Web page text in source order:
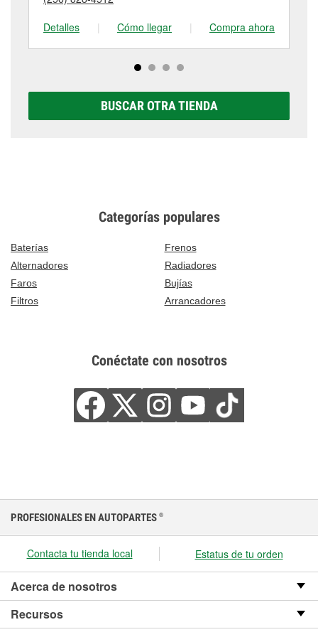
en 1222 Huntsville Highway, Fayetteville, TN.
tienda #955 para obtener más información.
Detalles
| Cómo llegar | Compra ahora
BUSCAR OTRA TIENDA
Categorías populares
Baterías
Frenos
Alternadores
Radiadores
Faros
Bujías
Filtros
Arrancadores
Conéctate con nosotros
PROFESIONALES EN AUTOPARTES ®
Contacta tu tienda local Estatus de tu orden
Acerca de nosotros
Recursos